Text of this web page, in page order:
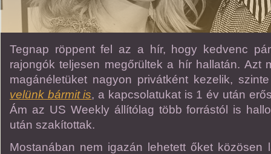
Tegnap röppent fel az a hír, hogy kedvenc
rajongók teljesen megőrültek a hír hallatán. Azt
magánéletüket nagyon privátként kezelik,
velünk bármit is, a kapcsolatukat is 1 év után
Ám az US Weekly állítólag több forrástól is
után szakítottak.
Mostanában nem igazán lehetett őket közösen